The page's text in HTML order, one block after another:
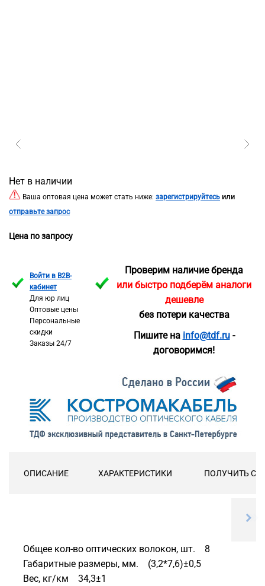
Нет в наличии
Ваша оптовая цена может стать ниже: зарегистрируйтесь или
отправьте запрос
Цена по запросу
Войти в B2B-
кабинет
Для юр лиц
Оптовые цены
Персональные
скидки
Заказы 24/7
Проверим наличие бренда
или быстро подберём аналоги
дешевле
без потери качества
Пишите на info@tdf.ru-
договоримся!
ОПИСАНИЕ ХАРАКТЕРИСТИКИ ПОЛУЧИТЬ
Общее кол-во оптических волокон, шт. 8
Габаритные размеры, мм. (3,2*7,6)±0,5
Вес, кг/км 34,3±1